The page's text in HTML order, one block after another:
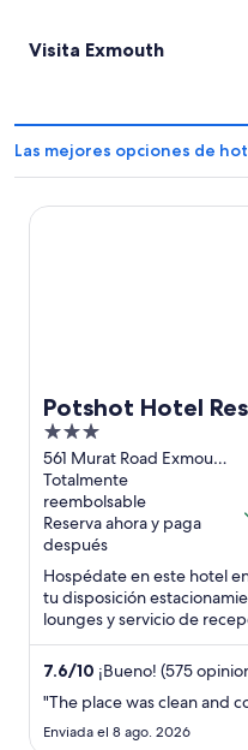
Visita Exmouth
Las mejores opciones de
Potshot Hotel
3
out
of
5
561 Murat Road Exmouth
WA
Totalmente
reembolsable
Reserva ahora y paga
después
Hospédate en este hotel
tu disposición
lounges y servicio de
Nuestros huéspedes ...
7.6/10 ¡Bueno! (575
"The place was clean and
Enviada el 8 ago. 2026
Potshot Hotel Resort